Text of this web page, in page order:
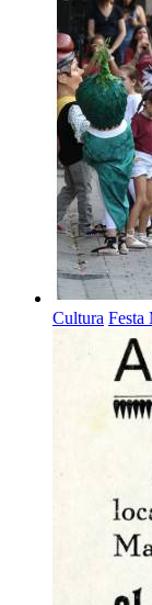
Cultura Festa